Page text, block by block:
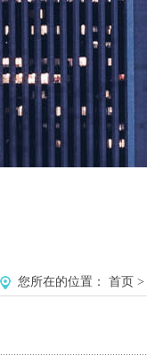
您所在的位置： 首页 >